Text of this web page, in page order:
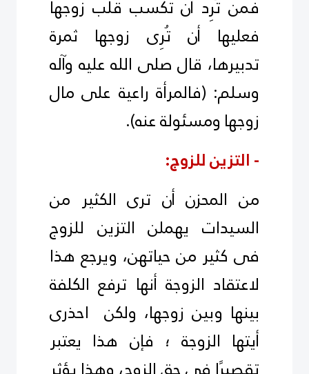
فمن تُرِد أن تكسب قلب زوجها
فعليها أن تُرِى زوجها ثمرة
تدبيرها، قال صلى الله عليه وآله
وسلم: (فالمرأة راعية على مال
زوجها ومسئولة عنه).
- التزين للزوج:
من المحزن أن ترى الكثير من
السيدات يهملن التزين للزوج
فى كثير من حياتهن، ويرجع هذا
لاعتقاد الزوجة أنها ترفع الكلفة
بينها وبين زوجها، ولكن احذرى
أيتها الزوجة ؛ فإن هذا يعتبر